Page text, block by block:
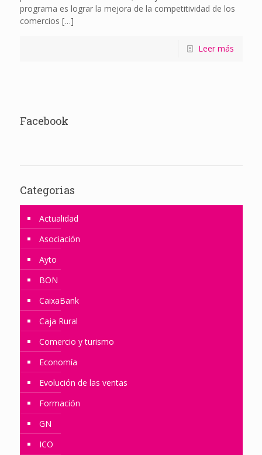
programa es lograr la mejora de la competitividad de los
comercios […]
Leer más
Facebook
Categorias
Actualidad
Asociación
Ayto
BON
CaixaBank
Caja Rural
Comercio y turismo
Economía
Evolución de las ventas
Formación
GN
ICO